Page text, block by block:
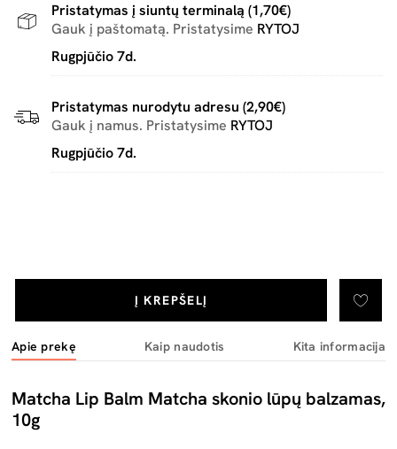
Į KREPŠELĮ
Pristatymas į siuntų terminalą (1,70€)
Gauk į paštomatą. Pristatysime RYTOJ
Rugpjūčio 7d.
Pristatymas nurodytu adresu (2,90€)
Gauk į namus. Pristatysime RYTOJ
Rugpjūčio 7d.
Apie prekę Kaip naudotis Kita informacija
Matcha Lip Balm Matcha skonio lūpų balzamas,
10g